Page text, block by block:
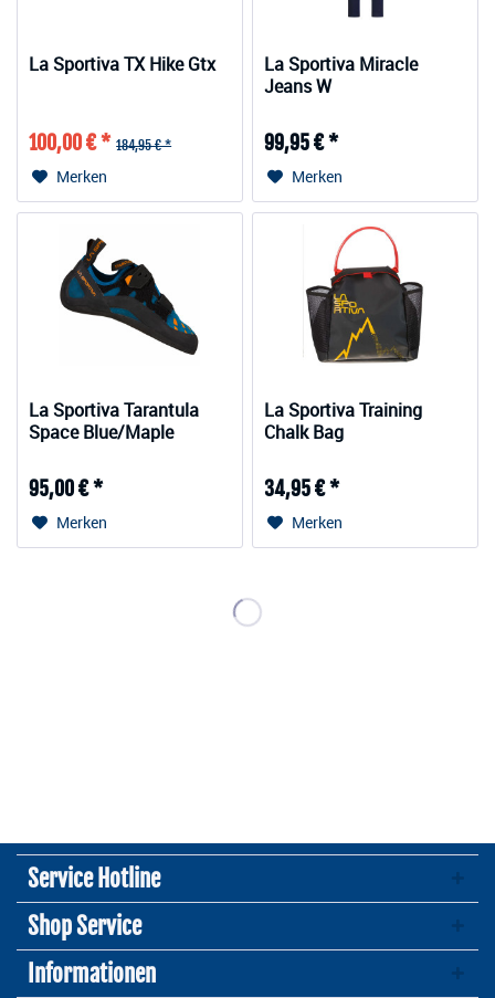
La Sportiva TX Hike Gtx
100,00 € * 184,95 € *
Merken
La Sportiva Miracle
Jeans W
99,95 € *
Merken
La Sportiva Tarantula
Space Blue/Maple
95,00 € *
Merken
La Sportiva Training
Chalk Bag
34,95 € *
Merken
Service Hotline
Shop Service
Informationen